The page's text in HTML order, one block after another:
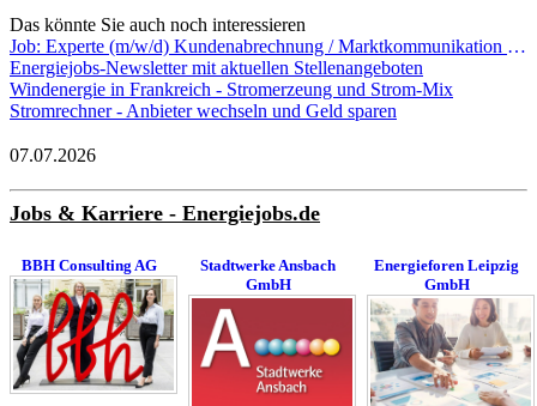
Das könnte Sie auch noch interessieren
Job: Experte (m/w/d) Kundenabrechnung / Marktkommunikation EDM Vertrieb - Vereinigte Wertach-Elektrizitätswerke GmbH
Energiejobs-Newsletter mit aktuellen Stellenangeboten
Windenergie in Frankreich - Stromerzeung und Strom-Mix
Stromrechner - Anbieter wechseln und Geld sparen
07.07.2026
Jobs & Karriere - Energiejobs.de
BBH Consulting AG
Stadtwerke Ansbach
GmbH
Energieforen Leipzig
GmbH